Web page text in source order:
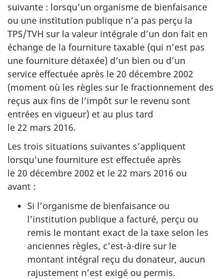
suivante : lorsqu’un organisme de bienfaisance
ou une institution publique n’a pas perçu la
TPS/TVH sur la valeur intégrale d’un don fait en
échange de la fourniture taxable (qui n’est pas
une fourniture détaxée) d’un bien ou d’un
service effectuée après le 20 décembre 2002
(moment où les règles sur le fractionnement des
reçus aux fins de l’impôt sur le revenu sont
entrées en vigueur) et au plus tard
le 22 mars 2016.
Les trois situations suivantes s’appliquent
lorsqu’une fourniture est effectuée après
le 20 décembre 2002 et le 22 mars 2016 ou
avant :
Si l’organisme de bienfaisance ou
l’institution publique a facturé, perçu ou
remis le montant exact de la taxe selon les
anciennes règles, c’est-à-dire sur le
montant intégral reçu du donateur, aucun
rajustement n’est exigé ou permis.